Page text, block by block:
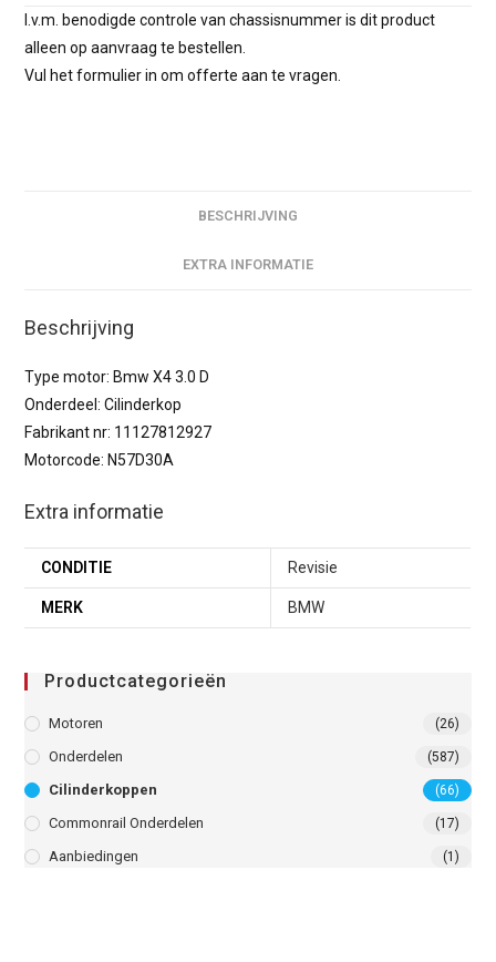
I.v.m. benodigde controle van chassisnummer is dit product
alleen op aanvraag te bestellen.
Vul het formulier in om offerte aan te vragen.
BESCHRIJVING
EXTRA INFORMATIE
Beschrijving
Type motor: Bmw X4 3.0 D
Onderdeel: Cilinderkop
Fabrikant nr: 11127812927
Motorcode: N57D30A
Extra informatie
CONDITIE Revisie
MERK BMW
Productcategorieën
Motoren (26)
Onderdelen (587)
Cilinderkoppen (66)
Commonrail Onderdelen (17)
Aanbiedingen (1)